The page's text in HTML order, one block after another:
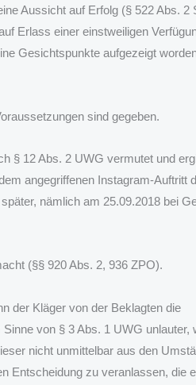
Aussicht auf Erfolg (§ 522 Abs. 2
Erlass einer einstweiligen
Gesichtspunkte aufgezeigt
sind gegeben.
§ 12 Abs. 2 UWG vermutet und
angegriffenen Instagram-Auftritt
nämlich am 25.09.2018 bei
(§§ 920 Abs. 2, 936 ZPO).
der Kläger von der Beklagten die
von § 3 Abs. 1 UWG unlauter,
nicht unmittelbar aus den
Entscheidung zu veranlassen, die